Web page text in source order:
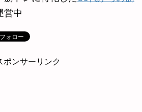
営中
ポンサーリンク